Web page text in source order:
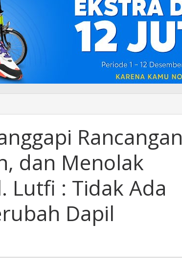
Rancangan
dan Menolak
Lutfi : Tidak Ada
Dapil